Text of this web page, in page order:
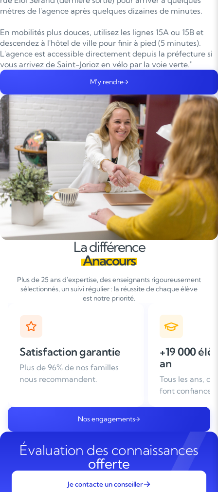
mètres de l'agence après quelques dizaines de minutes.
En mobilités plus douces, utilisez les lignes 15A ou 15B et
descendez à l'hôtel de ville pour finir à pied (5 minutes).
L'agence est accessible directement depuis la préfecture si
vous arrivez de Saint-Jorioz en vélo par la voie verte."
M'y rendre
La différence
Anacours
Plus de 25 ans d'expertise, des enseignants rigoureusement
sélectionnés, un suivi régulier : la réussite de chaque élève
est notre priorité.
+19 000 élèves suivis /
an
Tous les ans, des familles nous
+ de 25 ans
Leader du
domicile en
Nos engagements
Évaluation des connaissances
offerte
Je contacte un conseiller